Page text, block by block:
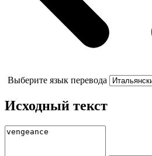
Выберите язык перевода
Исходный текст